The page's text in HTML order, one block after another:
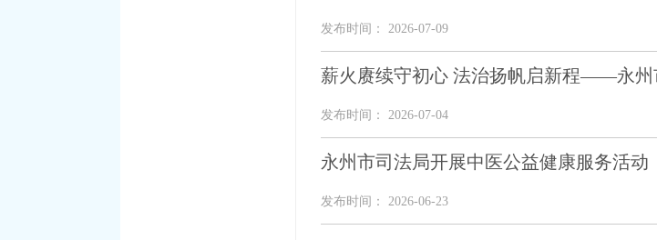
发布时间： 2026-07-09
薪火赓续守初心 法治扬帆启新程——永州
发布时间： 2026-07-04
永州市司法局开展中医公益健康服务活动
发布时间： 2026-06-23